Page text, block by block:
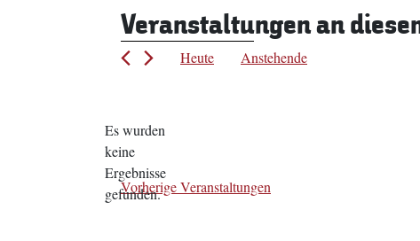
Veranstaltungen an
Hinweis
Es wurden
keine
Ergebnisse
gefunden.
Heute
Anstehende
VorherigeVeranstaltungen